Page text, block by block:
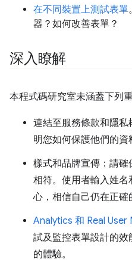
在不同裝置上測試表單
器？如何改善表單？
深入瞭解
本程式碼研究室未涵蓋下列
連結至服務條款和隱
明您如何保護他們的資
樣式和品牌宣傳：請
相符。使用者輸入姓
心，相信自己仍在正確
Analytics 和 Real
試及監控表單設計的
的體驗。